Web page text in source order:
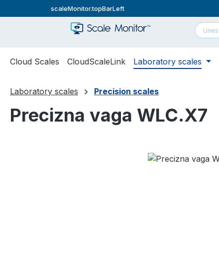
na glavni sadržaj
Preskoči na pretraživanje
Preskoči na glavnu navigaciju
scaleMonitor.topBarLeft
Cloud Scales CloudScaleLink Laboratory scales
Laboratory scales Precision scales
Precizna vaga WLC.X7